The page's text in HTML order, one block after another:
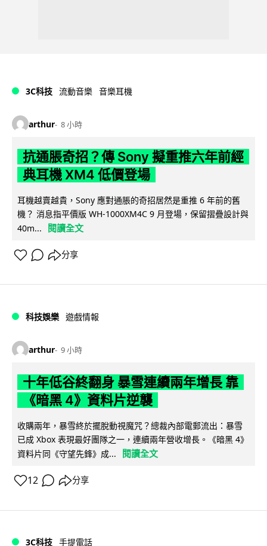
3C科技 流動音樂 音樂耳機
arthur 8 小時
抗通脹奇招？傳 Sony 擬重推六年前經
典耳機 XM4 低價登場
耳機越賣越貴，Sony 應對通脹的奇招居然是重推 6 年前的舊
機？ 消息指平價版 WH-1000XM4C 9 月登場，保留摺疊設計與
40m...
閱讀全文
分享
科技娛樂 遊戲情報
arthur 9 小時
十年低谷終翻身 暴雪連續兩年增長 靠
《暗黑 4》資料片逆襲
收購兩年，暴雪終於擺脫動視魔咒？總裁內部電郵流出：暴雪
已成 Xbox 表現最好團隊之一，連續兩年營收增長。《暗黑 4》
資料片同《守望先鋒》成...
閱讀全文
12 分享
3C科技 手提電話